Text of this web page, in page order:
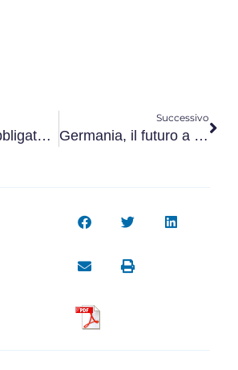
Green pass obbligatorio nei luoghi di lavoro pubblici e privati
Successivo
Germania, il futuro a tre